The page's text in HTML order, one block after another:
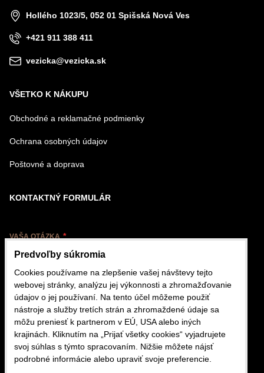
Hollého 1023/5, 052 01 Spišská Nová Ves
+421 911 388 411
vezicka@vezicka.sk
VŠETKO K NÁKUPU
Obchodné a reklamačné podmienky
Ochrana osobných údajov
Poštovné a doprava
KONTAKTNÝ FORMULÁR
VAŠA OTÁZKA
VÁŠ EMAIL
Predvoľby súkromia
Cookies používame na zlepšenie vašej návštevy tejto
webovej stránky, analýzu jej výkonnosti a zhromažďovanie
údajov o jej používaní. Na tento účel môžeme použiť
nástroje a služby tretích strán a zhromaždené údaje sa
môžu preniesť k partnerom v EÚ, USA alebo iných
krajinách. Kliknutím na „Prijať všetky cookies“ vyjadrujete
svoj súhlas s týmto spracovaním. Nižšie môžete nájsť
podrobné informácie alebo upraviť svoje preferencie.